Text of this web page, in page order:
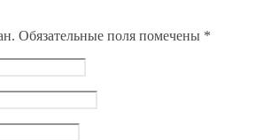
Обязательные поля помечены *